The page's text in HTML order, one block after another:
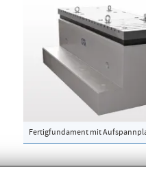
Fertigfundament mit